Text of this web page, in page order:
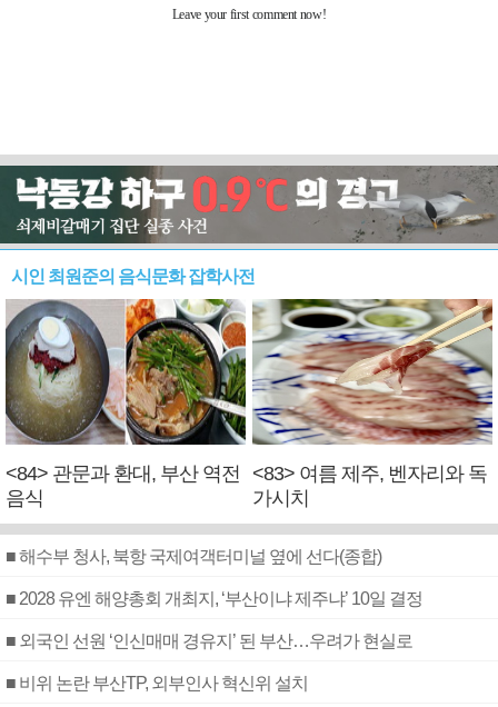
시인 최원준의 음식문화 잡학사전
<84> 관문과 환대, 부산 역전
음식
<83> 여름 제주, 벤자리와 독
가시치
■ 해수부 청사, 북항 국제여객터미널 옆에 선다(종합)
■ 2028 유엔 해양총회 개최지, ‘부산이냐 제주냐’ 10일 결정
■ 외국인 선원 ‘인신매매 경유지’ 된 부산…우려가 현실로
■ 비위 논란 부산TP, 외부인사 혁신위 설치